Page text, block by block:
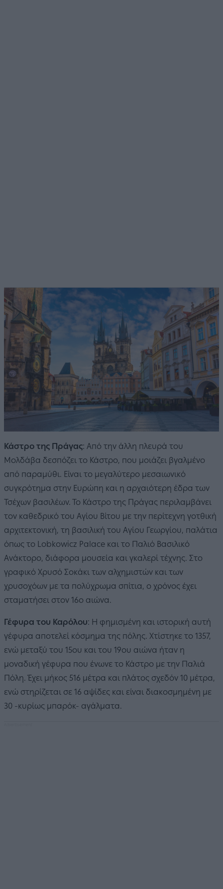
Κάστρο της Πράγας: Από την άλλη πλευρά του
Μολδάβα δεσπόζει το Κάστρο, που μοιάζει βγαλμένο
από παραμύθι. Είναι το μεγαλύτερο μεσαιωνικό
συγκρότημα στην Ευρώπη και η αρχαιότερη έδρα των
Τσέχων βασιλέων. Το Κάστρο της Πράγας περιλαμβάνει
τον καθεδρικό του Αγίου Βίτου με την περίτεχνη γοτθική
αρχιτεκτονική, τη βασιλική του Αγίου Γεωργίου, παλάτια
όπως το Lobkowicz Palace και το Παλιό Βασιλικό
Ανάκτορο, διάφορα μουσεία και γκαλερί τέχνης. Στο
γραφικό Χρυσό Σοκάκι των αλχημιστών και των
χρυσοχόων με τα πολύχρωμα σπίτια, ο χρόνος έχει
σταματήσει στον 16ο αιώνα.
Γέφυρα του Καρόλου: Η φημισμένη και ιστορική αυτή
γέφυρα αποτελεί κόσμημα της πόλης. Χτίστηκε το 1357,
ενώ μεταξύ του 15ου και του 19ου αιώνα ήταν η
μοναδική γέφυρα που ένωνε το Κάστρο με την Παλιά
Πόλη. Έχει μήκος 516 μέτρα και πλάτος σχεδόν 10 μέτρα,
ενώ στηρίζεται σε 16 αψίδες και είναι διακοσμημένη με
30 -κυρίως μπαρόκ- αγάλματα.